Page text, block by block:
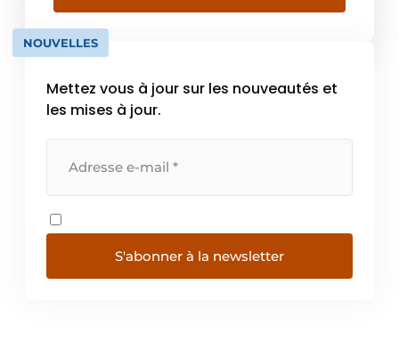
et des accessoires, conçus dans un esprit
d’efficacité et de performance. Depuis 1912,
Yanmar s’efforce de […]
NOUVELLES
Mettez vous à jour sur les nouveautés et
les mises à jour.
S'abonner à la newsletter